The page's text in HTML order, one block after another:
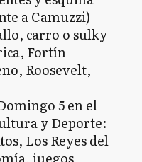
a Camuzzi)
carro o sulky
Fortín
Roosevelt,
5 en el
y Deporte:
Los Reyes del
juegos